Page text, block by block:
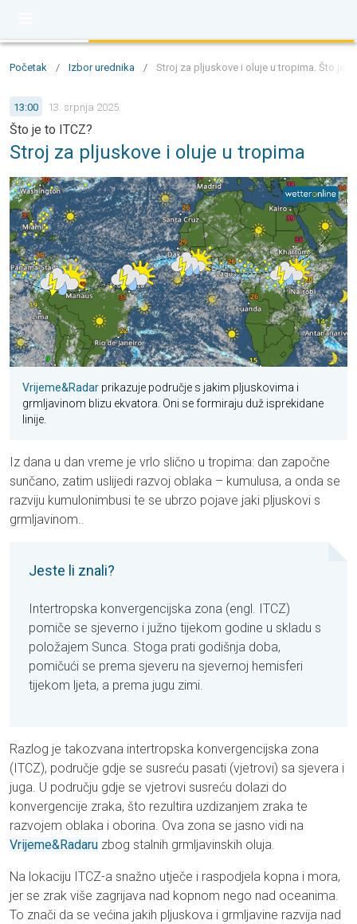
Početak / Izbor urednika / Stroj za pljuskove i oluje u tropima. Što je to
13:00 13. srpnja 2025.
Što je to ITCZ?
Stroj za pljuskove i oluje u tropima
Vrijeme&Radar prikazuje područje s jakim pljuskovima i
grmljavinom blizu ekvatora. Oni se formiraju duž isprekidane
linije.
Iz dana u dan vreme je vrlo slično u tropima: dan započne
sunčano, zatim uslijedi razvoj oblaka – kumulusa, a onda se
razviju kumulonimbusi te se ubrzo pojave jaki pljuskovi s
grmljavinom..
Jeste li znali?
Intertropska konvergencijska zona (engl. ITCZ)
pomiče se sjeverno i južno tijekom godine u skladu s
položajem Sunca. Stoga prati godišnja doba,
pomičući se prema sjeveru na sjevernoj hemisferi
tijekom ljeta, a prema jugu zimi.
Razlog je takozvana intertropska konvergencijska zona
(ITCZ), područje gdje se susreću pasati (vjetrovi) sa sjevera i
juga. U području gdje se vjetrovi susreću dolazi do
konvergencije zraka, što rezultira uzdizanjem zraka te
razvojem oblaka i oborina. Ova zona se jasno vidi na
Vrijeme&Radaru zbog stalnih grmljavinskih oluja.
Na lokaciju ITCZ-a snažno utječe i raspodjela kopna i mora,
jer se zrak više zagrijava nad kopnom nego nad oceanima.
To znači da se većina jakih pljuskova i grmljavine razvija nad